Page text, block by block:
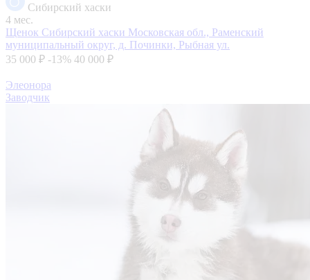
Сибирский хаски
4 мес.
Щенок Сибирский хаски Московская обл., Раменский
муниципальный округ, д. Починки, Рыбная ул.
35 000 ₽ -13% 40 000 ₽
Элеонора
Заводчик